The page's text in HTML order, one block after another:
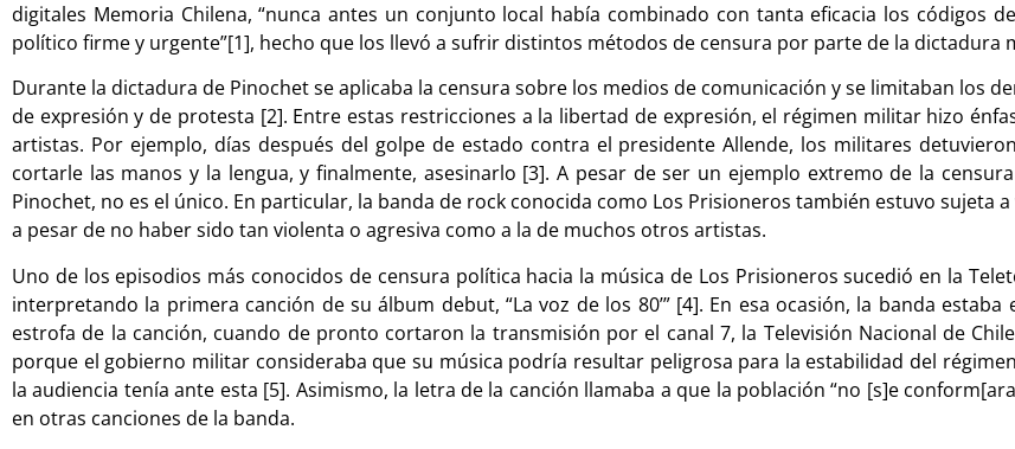
digitales Memoria Chilena, “nunca antes un conjunto local había combinado con tanta eficacia los códigos
político firme y urgente”[1], hecho que los llevó a sufrir distintos métodos de censura por parte de la dictadura
Durante la dictadura de Pinochet se aplicaba la censura sobre los medios de comunicación y se limitaban los
de expresión y de protesta [2]. Entre estas restricciones a la libertad de expresión, el régimen militar hizo
artistas. Por ejemplo, días después del golpe de estado contra el presidente Allende, los militares
cortarle las manos y la lengua, y finalmente, asesinarlo [3]. A pesar de ser un ejemplo extremo de la
Pinochet, no es el único. En particular, la banda de rock conocida como Los Prisioneros también estuvo sujeta
a pesar de no haber sido tan violenta o agresiva como a la de muchos otros artistas.
Uno de los episodios más conocidos de censura política hacia la música de Los Prisioneros sucedió en la
interpretando la primera canción de su álbum debut, “La voz de los 80’” [4]. En esa ocasión, la banda
estrofa de la canción, cuando de pronto cortaron la transmisión por el canal 7, la Televisión Nacional de
porque el gobierno militar consideraba que su música podría resultar peligrosa para la estabilidad del
la audiencia tenía ante esta [5]. Asimismo, la letra de la canción llamaba a que la población “no [s]e
en otras canciones de la banda.